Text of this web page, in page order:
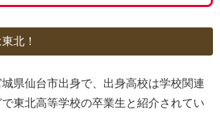
北！
県仙台市出身で、出身高校は学校関連
東北高等学校の卒業生と紹介されてい